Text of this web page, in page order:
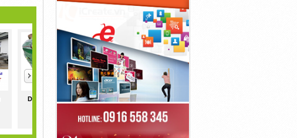
Dây Đai Nhựa PP, PET,
Máy Hút Chân Không Chè
14,990,000đ
>